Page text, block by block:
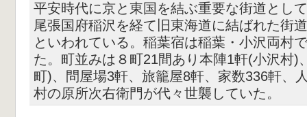
平安時代に京と東国を結ぶ重要な街道とし
尾張国府稲沢を経て旧東海道に結ばれた街
といわれている。稲葉宿は稲葉・小沢両村
た。町並みは８町21間あり本陣1軒(小沢村)
町)、問屋場3軒、旅籠屋8軒、家数336軒、
村の原所次右衛門が代々世襲していた。